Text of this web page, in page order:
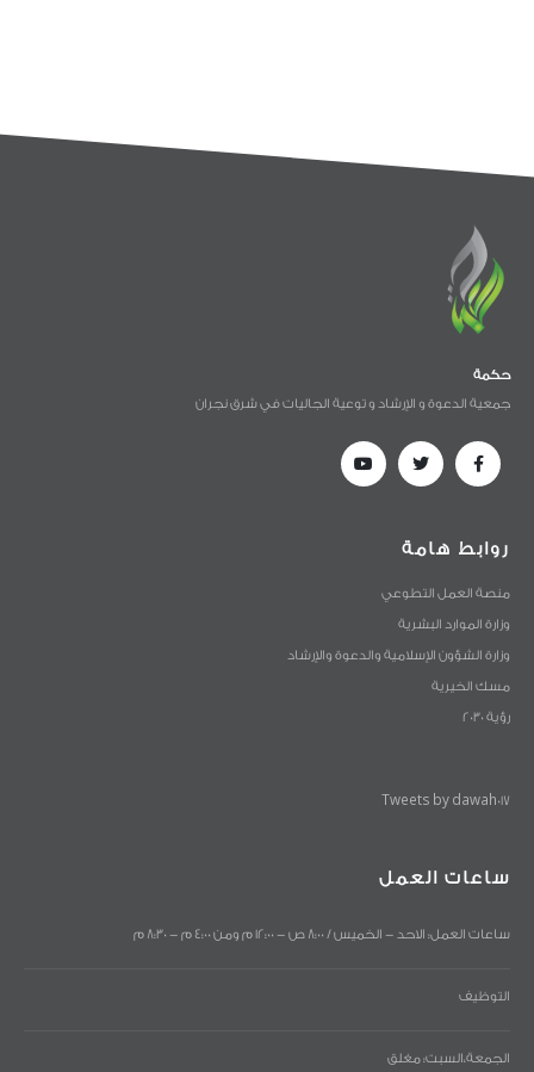
حكمة
جمعية الدعوة و الإرشاد و توعية الجاليات في شرق نجران
روابط هامة
منصة العمل التطوعي
وزارة الموارد البشرية
وزارة الشؤون الإسلامية والدعوة والإرشاد
مسك الخيرية
رؤية 2030
Tweets by dawah017
ساعات العمل
ساعات العمل: الاحد - الخميس / 8:00 ص - 12:00 م ومن 4:00 م - 8:30 م
التوظيف
الجمعة،السبت: مغلق